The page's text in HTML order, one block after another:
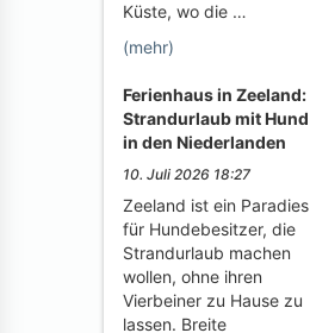
Küste, wo die …
(mehr)
Ferienhaus in Zeeland:
Strandurlaub mit Hund
in den Niederlanden
10. Juli 2026 18:27
Zeeland ist ein Paradies
für Hundebesitzer, die
Strandurlaub machen
wollen, ohne ihren
Vierbeiner zu Hause zu
lassen. Breite